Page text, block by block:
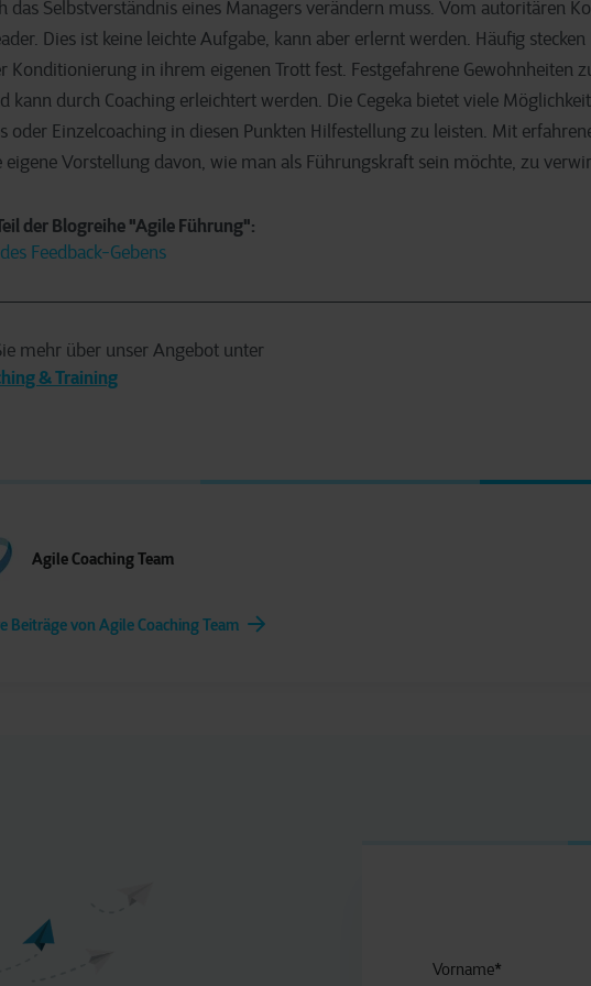
das Selbstverständnis eines Managers verändern muss. Vom autoritären
Dies ist keine leichte Aufgabe, kann aber erlernt werden. Häufig
Konditionierung in ihrem eigenen Trott fest. Festgefahrene Gewohnheiten
kann durch Coaching erleichtert werden. Die Cegeka bietet viele
oder Einzelcoaching in diesen Punkten Hilfestellung zu leisten. Mit
eigene Vorstellung davon, wie man als Führungskraft sein möchte, zu
der Blogreihe "Agile Führung":
Feedback-Gebens
mehr über unser Angebot unter
& Training
Agile Coaching Team
Beiträge von Agile Coaching Team
Vorname*